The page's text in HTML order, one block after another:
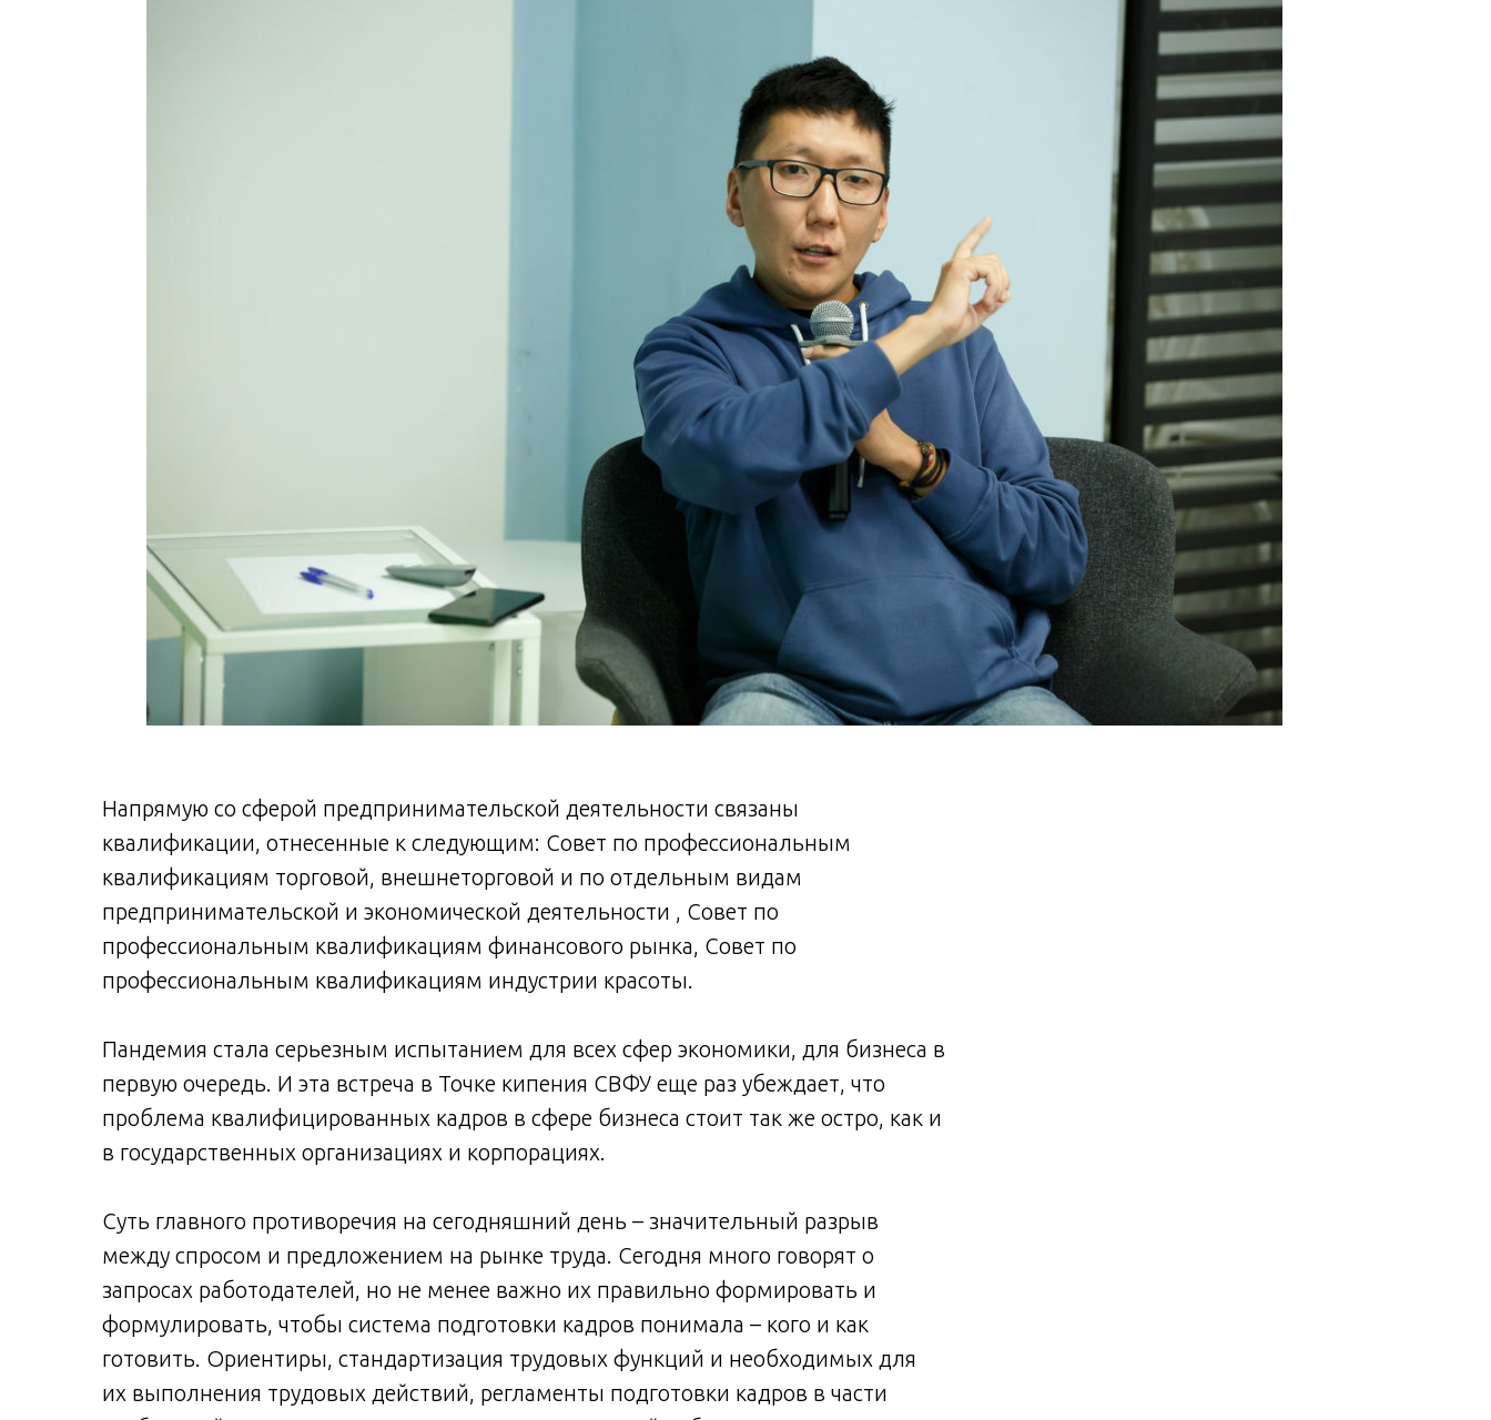
Напрямую со сферой предпринимательской деятельности связаны
квалификации, отнесенные к следующим: Совет по профессиональным
квалификациям торговой, внешнеторговой и по отдельным видам
предпринимательской и экономической деятельности , Совет по
профессиональным квалификациям финансового рынка, Совет по
профессиональным квалификациям индустрии красоты.
Пандемия стала серьезным испытанием для всех сфер экономики, для бизнеса в
первую очередь. И эта встреча в Точке кипения СВФУ еще раз убеждает, что
проблема квалифицированных кадров в сфере бизнеса стоит так же остро, как и
в государственных организациях и корпорациях.
Суть главного противоречия на сегодняшний день – значительный разрыв
между спросом и предложением на рынке труда. Сегодня много говорят о
запросах работодателей, но не менее важно их правильно формировать и
формулировать, чтобы система подготовки кадров понимала – кого и как
готовить. Ориентиры, стандартизация трудовых функций и необходимых для
их выполнения трудовых действий, регламенты подготовки кадров в части